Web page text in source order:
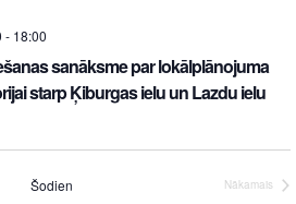
- 18:00
sanāksme par lokālplānojuma
starp Ķiburgas ielu un Lazdu ielu
Šodien Nākamais